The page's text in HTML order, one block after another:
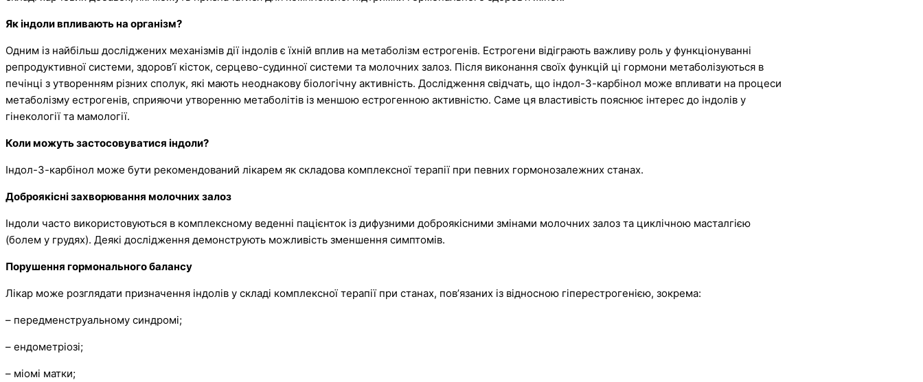
Як індоли впливають на організм?
Одним із найбільш досліджених механізмів дії індолів є їхній вплив на метаболізм естрогенів. Естрогени відіграють важливу роль у функціонуванні
репродуктивної системи, здоровʼї кісток, серцево-судинної системи та молочних залоз. Після виконання своїх функцій ці гормони метаболізуються в
печінці з утворенням різних сполук, які мають неоднакову біологічну активність. Дослідження свідчать, що індол-3-карбінол може впливати на процеси
метаболізму естрогенів, сприяючи утворенню метаболітів із меншою естрогенною активністю. Саме ця властивість пояснює інтерес до індолів у
гінекології та мамології.
Коли можуть застосовуватися індоли?
Індол-3-карбінол може бути рекомендований лікарем як складова комплексної терапії при певних гормонозалежних станах.
Доброякісні захворювання молочних залоз
Індоли часто використовуються в комплексному веденні пацієнток із дифузними доброякісними змінами молочних залоз та циклічною масталгією
(болем у грудях). Деякі дослідження демонструють можливість зменшення симптомів.
Порушення гормонального балансу
Лікар може розглядати призначення індолів у складі комплексної терапії при станах, повʼязаних із відносною гіперестрогенією, зокрема:
– передменструальному синдромі;
– ендометріозі;
– міомі матки;